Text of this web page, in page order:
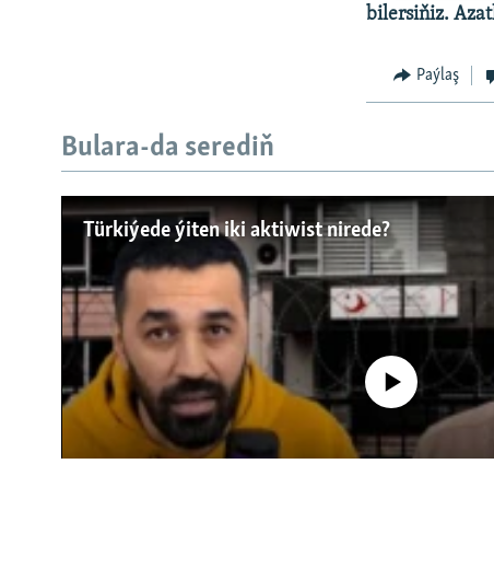
Русский
BIZI YZARLAŇ
AÝ/AR-nyň ähli saýtlary
bilersiňiz.
Paýlaş
Bulara-da serediň
Türkiýede ýiten iki aktiwist nirede?
No media source currently